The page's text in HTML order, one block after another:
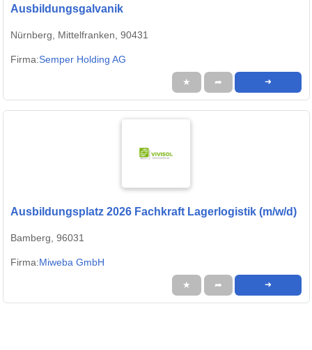
Ausbildungsgalvanik
Nürnberg, Mittelfranken, 90431
Firma:Semper Holding AG
★ ➦ ➜
Ausbildungsplatz 2026 Fachkraft Lagerlogistik (m/w/d)
Bamberg, 96031
Firma:Miweba GmbH
★ ➦ ➜